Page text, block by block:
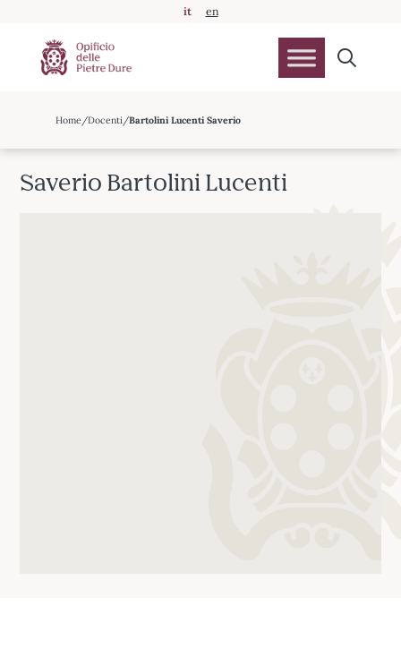
contenuto
it en
Home Docenti Bartolini Lucenti Saverio
Saverio Bartolini Lucenti